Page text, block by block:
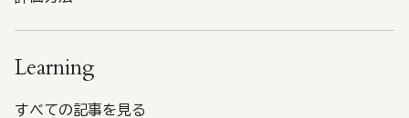
Learning
すべての記事を見る